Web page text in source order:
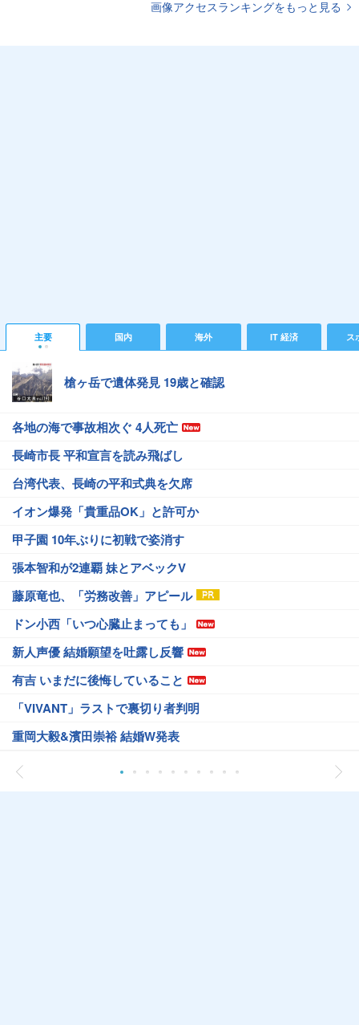
画像アクセスランキングをもっと見る
主要 国内 海外 IT 経済 ス
槍ヶ岳で遺体発見 19歳と確認
各地の海で事故相次ぐ 4人死亡
長崎市長 平和宣言を読み飛ばし
台湾代表、長崎の平和式典を欠席
イオン爆発「貴重品OK」と許可か
甲子園 10年ぶりに初戦で姿消す
張本智和が2連覇 妹とアベックV
藤原竜也、「労務改善」アピール
ドン小西「いつ心臓止まっても」
新人声優 結婚願望を吐露し反響
有吉 いまだに後悔していること
「VIVANT」ラストで裏切り者判明
重岡大毅&濱田崇裕 結婚W発表